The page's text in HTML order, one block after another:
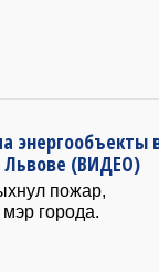
энергообъекты
Львове (ВИДЕО)
пожар,
города.